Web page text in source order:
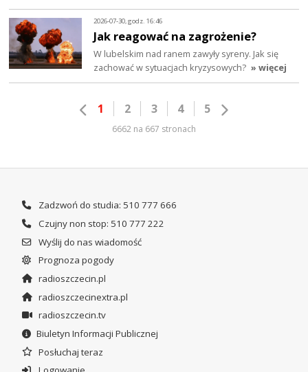
2026-07-30, godz. 16:46
Jak reagować na zagrożenie?
W lubelskim nad ranem zawyły syreny. Jak się
zachować w sytuacjach kryzysowych? » więcej
1 2 3 4 5
6662 na 667 stronach
Zadzwoń do studia: 510 777 666
Czujny non stop: 510 777 222
Wyślij do nas wiadomość
Prognoza pogody
radioszczecin.pl
radioszczecinextra.pl
radioszczecin.tv
Biuletyn Informacji Publicznej
Posłuchaj teraz